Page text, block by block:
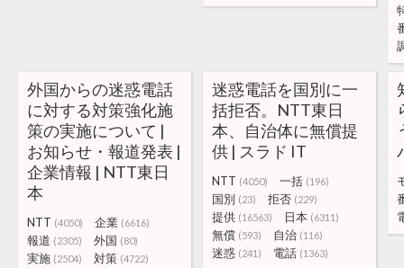
外国からの迷惑電話
に対する対策強化施
策の実施について |
お知らせ・報道発表 |
企業情報 | NTT東日
本
NTT (4050) 企業 (6616)
報道 (2305) 外国 (80)
実施 (2504) 対策 (4722)
迷惑電話を国別に一
括拒否。NTT東日
本、自治体に無償提
供 | スラド IT
NTT (4050) 一括 (196)
国別 (23) 拒否 (229)
提供 (16563) 日本 (6311)
無償 (593) 自治 (116)
迷惑 (241) 電話 (1363)